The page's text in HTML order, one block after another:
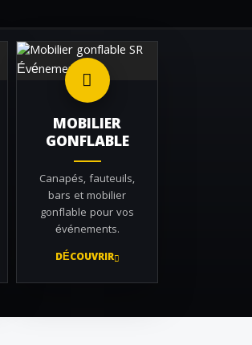
MOBILIER
GONFLABLE
Canapés, fauteuils,
bars et mobilier
gonflable pour vos
événements.
DÉCOUVRIR